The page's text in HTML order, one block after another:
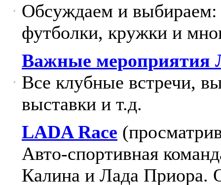
Обсуждаем и выбираем:
футболки, кружки и
Важные мероприятия
Все клубные встречи,
выставки и т.д.
LADA Race
Авто-спортивная
Калина и Лада Приора.